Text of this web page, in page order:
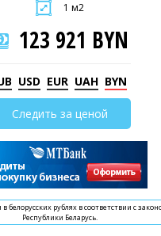
1 м2
123 921 BYN
USD EUR UAH BYN
Следить за ценой
белорусских рублях в соответствии с
Республики Беларусь.